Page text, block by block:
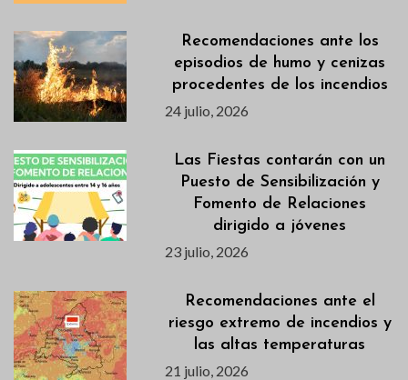
Recomendaciones ante los
episodios de humo y cenizas
procedentes de los incendios
24 julio, 2026
Las Fiestas contarán con un
Puesto de Sensibilización y
Fomento de Relaciones
dirigido a jóvenes
23 julio, 2026
Recomendaciones ante el
riesgo extremo de incendios y
las altas temperaturas
21 julio, 2026